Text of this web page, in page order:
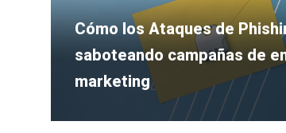
Cómo los Ataques de
saboteando campañas de
marketing